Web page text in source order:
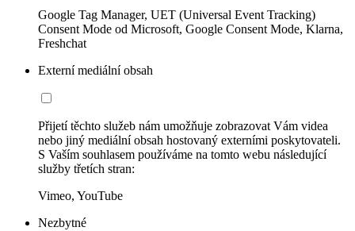
Google Tag Manager, UET (Universal Event Tracking)
Consent Mode od Microsoft, Google Consent Mode, Klarna,
Freshchat
Externí mediální obsah
Přijetí těchto služeb nám umožňuje zobrazovat Vám videa
nebo jiný mediální obsah hostovaný externími poskytovateli.
S Vaším souhlasem používáme na tomto webu následující
služby třetích stran:
Vimeo, YouTube
Nezbytné